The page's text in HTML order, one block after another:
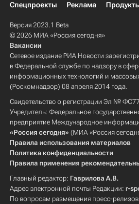
Спецпроекты
Реклама
Версия 2023.1 Beta
© 2026 МИА «Россия сегодня»
Вакансии
Сетевое издание РИА Новости
в Федеральной службе по надзору в
информационных технологий и
(Роскомнадзор) 08 апреля 2014 года.
Свидетельство о регистрации Эл №
Учредитель: Федеральное
предприятие Международное
«Россия сегодня» (МИА «Россия
Правила использования материалов
Политика конфиденциальности
Правила применения
Главный редактор: Гаврилова А.В.
Адрес электронной почты Редакции: r-
По вопросам размещения пресс-